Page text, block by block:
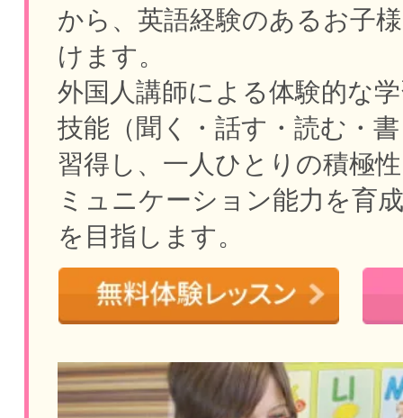
から、英語経験のあるお子
けます。
外国人講師による体験的な
技能（聞く・話す・読む・
習得し、一人ひとりの積極
ミュニケーション能力を育
を目指します。